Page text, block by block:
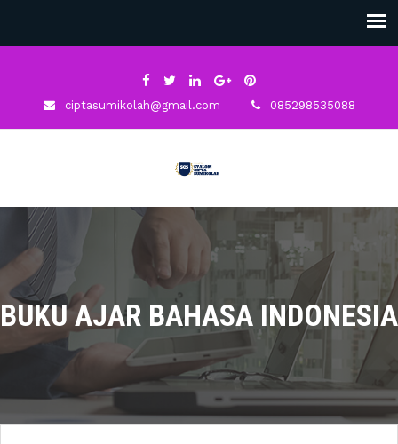
ciptasumikolah@gmail.com 085298535088
BUKU AJAR BAHASA INDONESIA